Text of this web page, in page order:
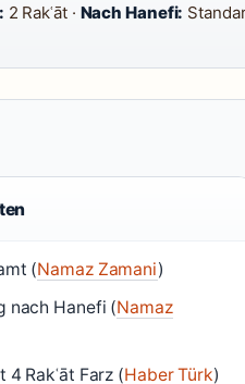
2 Rakʿāt · Nach Hanefi:
(Namaz Zamani)
nach Hanefi (Namaz
Rakʿāt Farz (Haber Türk)